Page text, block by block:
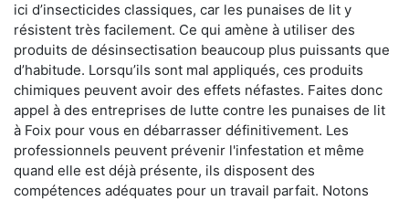
ici d’insecticides classiques, car les punaises de lit y
résistent très facilement. Ce qui amène à utiliser des
produits de désinsectisation beaucoup plus puissants que
d’habitude. Lorsqu’ils sont mal appliqués, ces produits
chimiques peuvent avoir des effets néfastes. Faites donc
appel à des entreprises de lutte contre les punaises de lit
à Foix pour vous en débarrasser définitivement. Les
professionnels peuvent prévenir l'infestation et même
quand elle est déjà présente, ils disposent des
compétences adéquates pour un travail parfait. Notons